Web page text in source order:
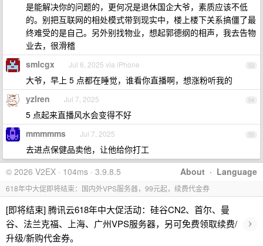
是能解决你的问题的，更何况是退休国企大爷，素质应该不低
的。别把互联网的相处模式带到现实中，楼上楼下关系搞僵了最
终难受的是自己。另外别找物业，想起郭德纲的相声，我去告物
业去，很滑稽
53
smlcgx Jul 6, 2025 via iPhone
大爷，早上 5 点都在睡觉，谁看你直播啊，想涨粉听我的
54
yzlren Jul 7, 2025
5 点起来直播风水会变得不好
55
mmmmms Jul 7, 2025
去进点保健品卖他，让他给你打工
About · Language
© 2026 V2EX · 104ms · 3.9.8.5
618年中大促即将结束：国内外VPS服务器，99元起，续费代金券
[即将结束] 腾讯云618年中大促活动：硅谷CN2、首尔、曼
谷、法兰克福、上海、广州VPS服务器，另可免费领取续费/
升级/新购代金券。
›